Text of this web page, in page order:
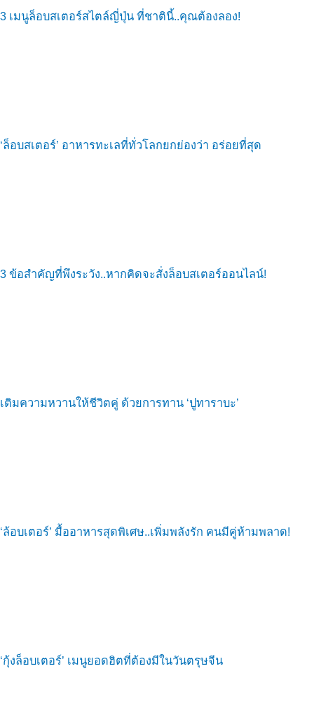
3 เมนูล็อบสเตอร์สไตล์ญี่ปุ่น ที่ชาตินี้..คุณต้องลอง!
‘ล็อบสเตอร์’ อาหารทะเลที่ทั่วโลกยกย่องว่า อร่อยที่สุด
3 ข้อสำคัญที่พึงระวัง..หากคิดจะสั่งล็อบสเตอร์ออนไลน์!
เติมความหวานให้ชีวิตคู่ ด้วยการทาน ‘ปูทาราบะ’
‘ล้อบเตอร์’ มื้ออาหารสุดพิเศษ..เพิ่มพลังรัก คนมีคู่ห้ามพลาด!
‘กุ้งล็อบเตอร์’ เมนูยอดฮิตที่ต้องมีในวันตรุษจีน